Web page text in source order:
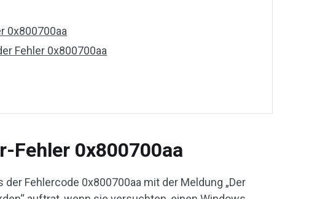
0x800700aa
Fehler 0x800700aa
Fehler 0x800700aa
Fehlercode 0x800700aa mit der Meldung „Der